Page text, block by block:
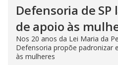
Defensoria de
de apoio às
Nos 20 anos da Lei Maria da
Defensoria propõe padronizar
às mulheres